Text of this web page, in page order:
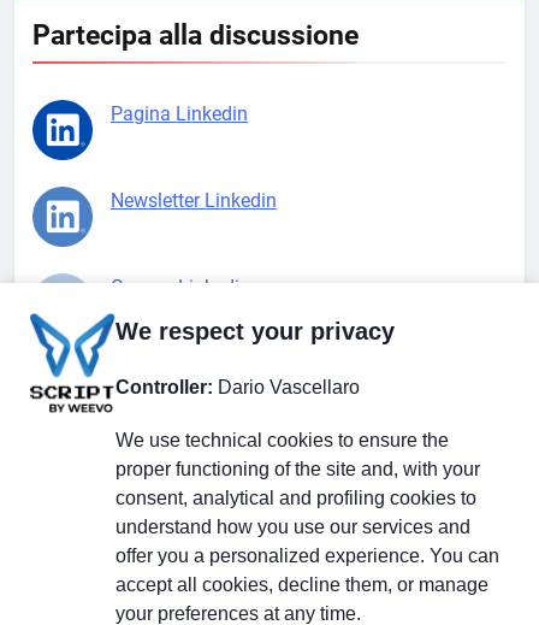
Partecipa alla discussione
Pagina Linkedin
Newsletter Linkedin
Gruppo Linkedin
X.com
Il Giornale delle PMI.
Privacy PolicyCookie
We respect your privacy
Controller: Dario Vascellaro
We use technical cookies to ensure the
proper functioning of the site and, with your
consent, analytical and profiling cookies to
understand how you use our services and
offer you a personalized experience. You can
accept all cookies, decline them, or manage
your preferences at any time.